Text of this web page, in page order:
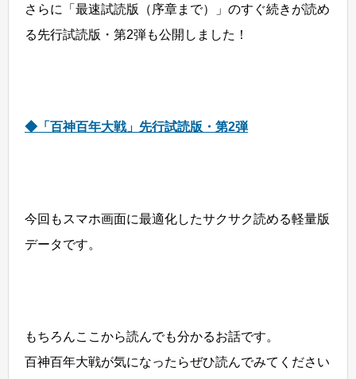
さらに「最速試読版（序章まで）」のすぐ続きが読め
る先行試読版・第2弾も公開しました！
◆「百神百年大戦」先行試読版・第2弾
今回もスマホ画面に最適化したサクサク読める軽量版
データです。
もちろんここから読んでも分かるお話です。
百神百年大戦が気になったらぜひ読んでみてください